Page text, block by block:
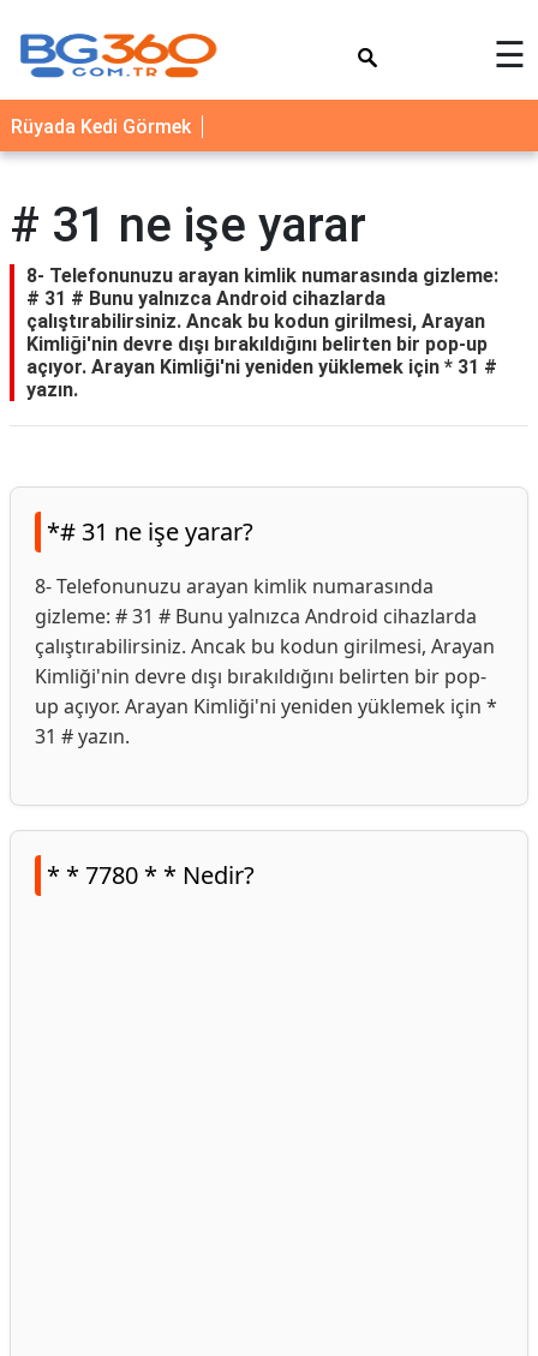
YEMEK
TARİFLERİ
NEDİR
FAYDALARI
SAĞLIK
İLETİŞİM
☰
Rüyada Kedi Görmek
# 31 ne işe yarar
8- Telefonunuzu arayan kimlik numarasında gizleme:
# 31 # Bunu yalnızca Android cihazlarda
çalıştırabilirsiniz. Ancak bu kodun girilmesi, Arayan
Kimliği'nin devre dışı bırakıldığını belirten bir pop-up
açıyor. Arayan Kimliği'ni yeniden yüklemek için * 31 #
yazın.
*# 31 ne işe yarar?
8- Telefonunuzu arayan kimlik numarasında
gizleme: # 31 # Bunu yalnızca Android cihazlarda
çalıştırabilirsiniz. Ancak bu kodun girilmesi, Arayan
Kimliği'nin devre dışı bırakıldığını belirten bir pop-
up açıyor. Arayan Kimliği'ni yeniden yüklemek için *
31 # yazın.
* * 7780 * * Nedir?